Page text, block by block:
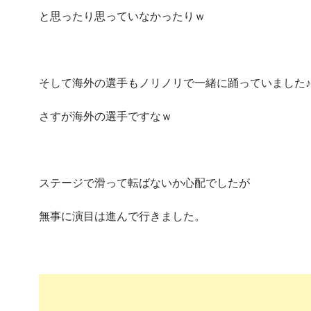
と思ったり思っていなかったりｗ
そして海外の選手もノリノリで一緒に踊っていました♪
さすが海外の選手ですなｗ
ステージで滑って転ばないか心配でしたが
無事に演目は進んで行きました。